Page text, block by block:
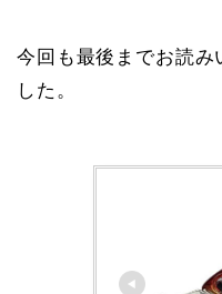
今回も最後までお読み
した。